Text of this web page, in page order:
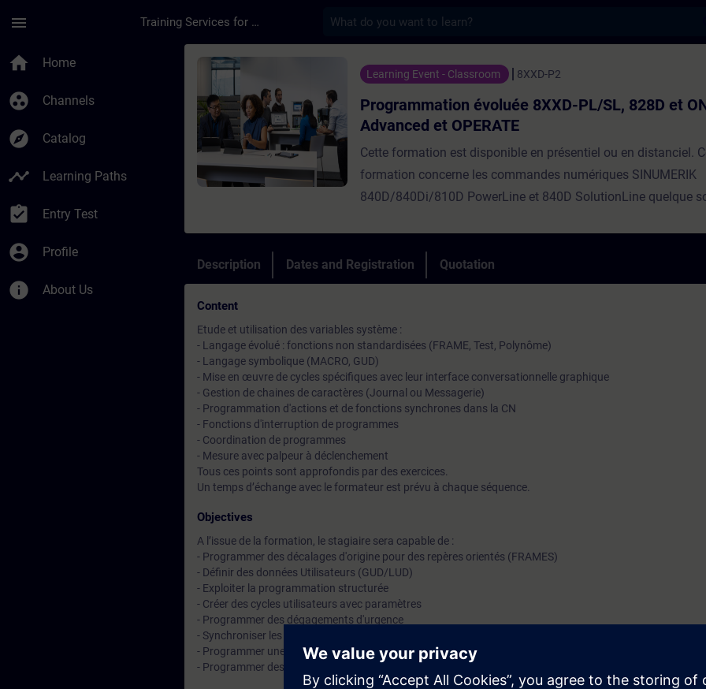
menu Training Services for Digital Industries
home Home
group_work Channels
explore Catalog
timeline Learning Paths
assignment_turned_in Entry Test
account_circle Profile
info About Us
Course - Programmation évoluée 8XXD-PL/SL, 828D et ONE
Learning Event - Classroom 8XXD-P2
Programmation évoluée 8XXD-PL/SL, 828D et
Advanced et OPERATE
Cette formation est disponible en présentiel ou en distanciel.
formation concerne les commandes numériques SINUMERIK
840D/840Di/810D PowerLine et 840D SolutionLine quelque
propre à SIEMENS et disponibles sur les CN.Répartition30%
PratiqueParticipants max8Evaluation des acquisOuiEligible
Description Dates and Registration Quotation
Content
Etude et utilisation des variables système :
- Langage évolué : fonctions non standardisées (FRAME, Test, Polynôme)
- Langage symbolique (MACRO, GUD)
- Mise en œuvre de cycles spécifiques avec leur interface conversationnelle graphique
- Gestion de chaines de caractères (Journal ou Messagerie)
- Programmation d'actions et de fonctions synchrones dans la CN
- Fonctions d'interruption de programmes
- Coordination de programmes
- Mesure avec palpeur à déclenchement
Tous ces points sont approfondis par des exercices.
Un temps d’échange avec le formateur est prévu à chaque séquence.
Objectives
A l’issue de la formation, le stagiaire sera capable de :
- Programmer des décalages d'origine pour des repères orientés (FRAMES)
- Définir des données Utilisateurs (GUD/LUD)
- Exploiter la programmation structurée
- Créer des cycles utilisateurs avec paramètres
- Programmer des dégagements d'urgence
- Synchroniser les programmes pour plusieurs groupes d'axes (CANAUX)
- Programmer une prise de cotes A la volée avec un palpeur à déclenchement
- Programmer des tâches d'automatisme dans la CN (ACTIONS SYNCHRONES)